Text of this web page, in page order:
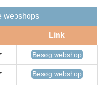
webshops
Link
Besøg webshop
Besøg webshop